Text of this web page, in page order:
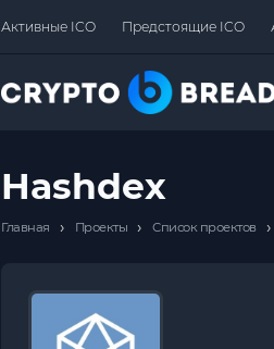
Активные ICO Предстоящие ICO
Hashdex
Главная › Проекты › Список проектов ›